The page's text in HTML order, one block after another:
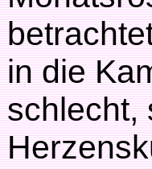
in die
schlecht,